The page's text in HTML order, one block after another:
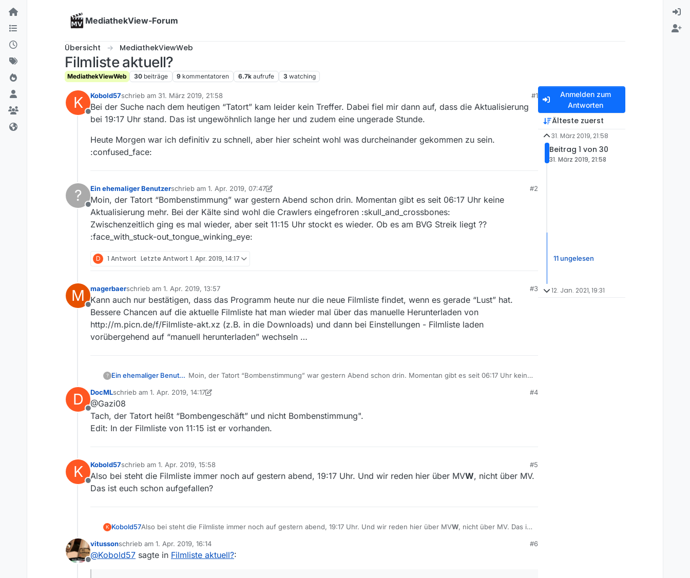
Skip to content
MediathekView-Forum
Übersicht MediathekViewWeb
Filmliste aktuell?
MediathekViewWeb 30 beiträge 9 kommentatoren 6.7k aufrufe 3 watching
K
Offline
Kobold57schrieb am 31. März 2019, 21:58
zuletzt editiert von
#1
Bei der Suche nach dem heutigen “Tatort” kam leider kein Treffer. Dabei fiel mir dann auf, dass die Aktualisierung
bei 19:17 Uhr stand. Das ist ungewöhnlich lange her und zudem eine ungerade Stunde.
Heute Morgen war ich definitiv zu schnell, aber hier scheint wohl was durcheinander gekommen zu sein.
:confused_face:
?
Offline
Ein ehemaliger Benutzerschrieb am 1. Apr. 2019, 07:47
zuletzt editiert von Ein ehemaliger Benutzer
#2
Moin, der Tatort “Bombenstimmung” war gestern Abend schon drin. Momentan gibt es seit 06:17 Uhr keine
Aktualisierung mehr. Bei der Kälte sind wohl die Crawlers eingefroren :skull_and_crossbones:
Zwischenzeitlich ging es mal wieder, aber seit 11:15 Uhr stockt es wieder. Ob es am BVG Streik liegt ??
:face_with_stuck-out_tongue_winking_eye:
D 1 Antwort Letzte Antwort 1. Apr. 2019, 14:17
M
Offline
magerbaerschrieb am 1. Apr. 2019, 13:57
zuletzt editiert von
#3
Kann auch nur bestätigen, dass das Programm heute nur die neue Filmliste findet, wenn es gerade “Lust” hat.
Bessere Chancen auf die aktuelle Filmliste hat man wieder mal über das manuelle Herunterladen von
http://m.picn.de/f/Filmliste-akt.xz (z.B. in die Downloads) und dann bei Einstellungen - Filmliste laden
vorübergehend auf “manuell herunterladen” wechseln …
? Ein ehemaliger Benutzer Moin, der Tatort “Bombenstimmung” war gestern Abend schon drin. Momentan gibt es seit 06:17 Uhr keine
Zwischenzeitlich ging es mal wieder, aber seit 11:15 Uhr stockt es wieder. Ob es am BVG Streik liegt ??
D
Offline
DocMLschrieb am 1. Apr. 2019, 14:17
zuletzt editiert von DocML4. Jan. 2019, 16:20
#4
@Gazi08
Tach, der Tatort heißt “Bombengeschäft” und nicht Bombenstimmung".
Edit: In der Filmliste von 11:15 ist er vorhanden.
K
Offline
Kobold57schrieb am 1. Apr. 2019, 15:58
zuletzt editiert von
#5
Also bei steht die Filmliste immer noch auf gestern abend, 19:17 Uhr. Und wir reden hier über MVW, nicht über MV.
Das ist euch schon aufgefallen?
K Kobold57Also bei steht die Filmliste immer noch auf gestern abend, 19:17 Uhr. Und wir reden hier über MVW, nicht über MV. Das ist
Offline
vitussonschrieb am 1. Apr. 2019, 16:14
zuletzt editiert von
#6
@Kobold57 sagte in Filmliste aktuell?:
Anmelden zum
Antworten
Älteste zuerst
31. März 2019, 21:58
Beitrag 1 von 30
31. März 2019, 21:58
11 ungelesen
12. Jan. 2021, 19:31